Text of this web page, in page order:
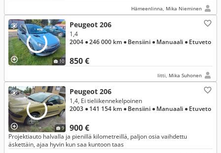
Hämeenlinna, Mika Nieminen
10
Peugeot 206
850 €
1,4
2004 ● 246 000 km ● Bensiini ● Manuaali ● Etuveto
Iitti, Mika Suhonen
9
Peugeot 206
900 €
1,4, Ei tieliikennekelpoinen
2003 ● 141 154 km ● Bensiini ● Manuaali ● Etuveto
Projektiauto halvalla ja pienillä kilometreillä, paljon osia vaihdettu
äskettäin, ajaa hyvin kun saa kuntoon taas